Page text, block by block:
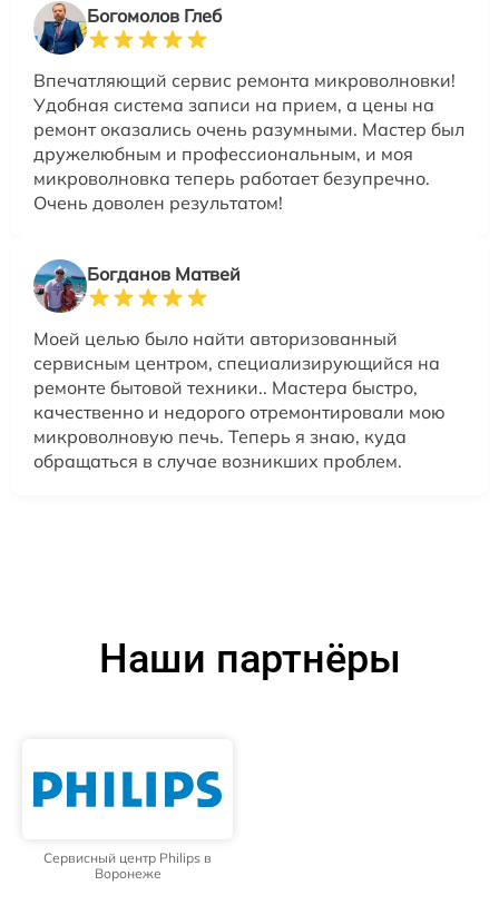
Богомолов Глеб
Впечатляющий сервис ремонта микроволновки!
Удобная система записи на прием, а цены на
ремонт оказались очень разумными. Мастер был
дружелюбным и профессиональным, и моя
микроволновка теперь работает безупречно.
Очень доволен результатом!
Богданов Матвей
Моей целью было найти авторизованный
сервисным центром, специализирующийся на
ремонте бытовой техники.. Мастера быстро,
качественно и недорого отремонтировали мою
микроволновую печь. Теперь я знаю, куда
обращаться в случае возникших проблем.
Наши партнёры
Сервисный центр Philips в
Воронеже